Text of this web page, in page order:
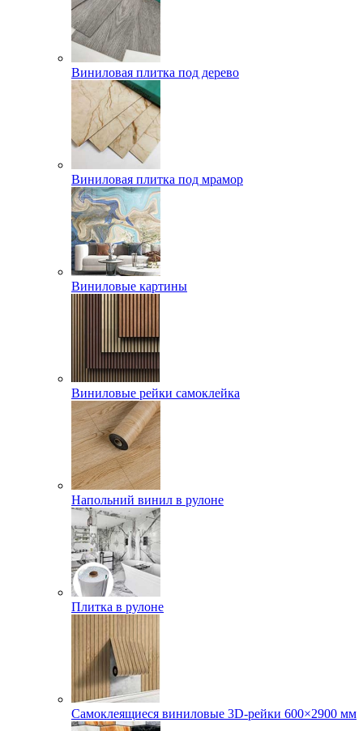
Виниловая плитка под дерево
Виниловая плитка под мрамор
Виниловые картины
Виниловые рейки самоклейка
Напольний винил в рулоне
Плитка в рулоне
Самоклеящиеся виниловые 3D‑рейки 600×2900 мм